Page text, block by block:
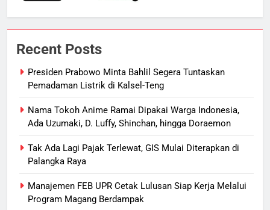
Recent Posts
Presiden Prabowo Minta Bahlil Segera Tuntaskan
Pemadaman Listrik di Kalsel-Teng
Nama Tokoh Anime Ramai Dipakai Warga Indonesia,
Ada Uzumaki, D. Luffy, Shinchan, hingga Doraemon
Tak Ada Lagi Pajak Terlewat, GIS Mulai Diterapkan di
Palangka Raya
Manajemen FEB UPR Cetak Lulusan Siap Kerja Melalui
Program Magang Berdampak
Suara Bising Berujung Penindakan,
Berknalpot Brong
8
Harga Pertalite Subsidi Eceran di
Lamandau Masih Tembus Rp15
Presiden Prabowo Minta Bahlil
Segera Tuntaskan Pemadaman